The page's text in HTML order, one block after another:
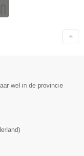
wel in de provincie
)